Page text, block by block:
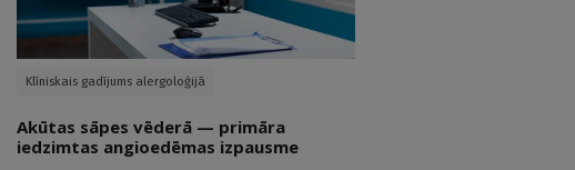
Klīniskais gadījums alergoloģijā
Akūtas sāpes vēderā — primāra
iedzimtas angioedēmas izpausme